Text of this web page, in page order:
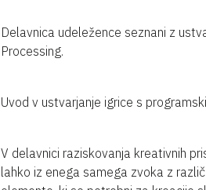
Delavnica udeležence seznani z
Processing.
Uvod v ustvarjanje igrice s
V delavnici raziskovanja kreativnih
lahko iz enega samega zvoka z